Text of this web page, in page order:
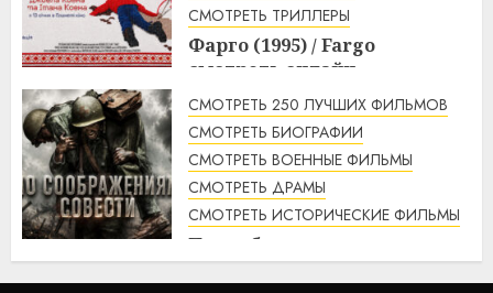
СМОТРЕТЬ ТРИЛЛЕРЫ
Фарго (1995) / Fargo
смотреть онлайн
1:49 07.08.2026
СМОТРЕТЬ 250 ЛУЧШИХ ФИЛЬМОВ
СМОТРЕТЬ БИОГРАФИИ
СМОТРЕТЬ ВОЕННЫЕ ФИЛЬМЫ
СМОТРЕТЬ ДРАМЫ
СМОТРЕТЬ ИСТОРИЧЕСКИЕ ФИЛЬМЫ
По соображениям совести
(2016) / Hacksaw Ridge